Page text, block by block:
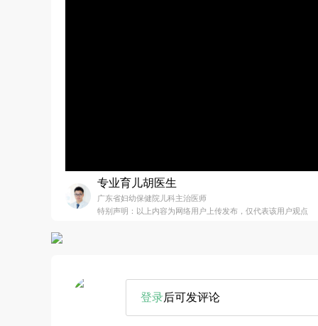
专业育儿胡医生
广东省妇幼保健院儿科主治医师
特别声明：以上内容为网络用户上传发布，仅代表该用户观点
登录后可发评论